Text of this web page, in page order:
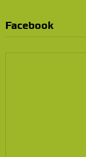
Facebook